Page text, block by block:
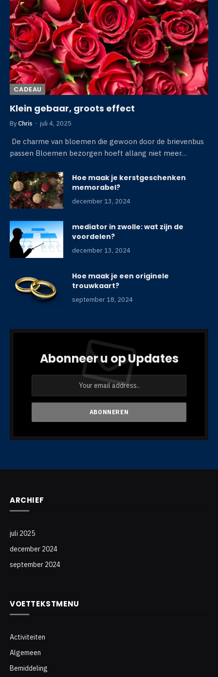
CADEAU
Klein gebaar, groots effect
By Chris juli 4, 2025
De charme van bloemen die gewoon door de brievenbus
passen Bloemen bezorgen hoeft allang niet meer…
Hoe maak je kerstgeschenken
memorabel?
december 13, 2024
mediator in zwolle: wat zijn de
voordelen?
december 13, 2024
Hoe maak je een originele
trouwkaart?
september 18, 2024
Abonneer u op Updates
ARCHIEF
juli 2025
december 2024
september 2024
VOETTEKSTMENU
Activiteiten
Algemeen
Bemiddeling